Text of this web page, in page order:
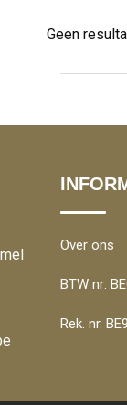
Geen
Over ons
BTW nr:
Rek. nr.